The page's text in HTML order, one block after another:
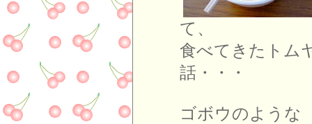
食べてきたトム
話・・・
ゴボウのよう